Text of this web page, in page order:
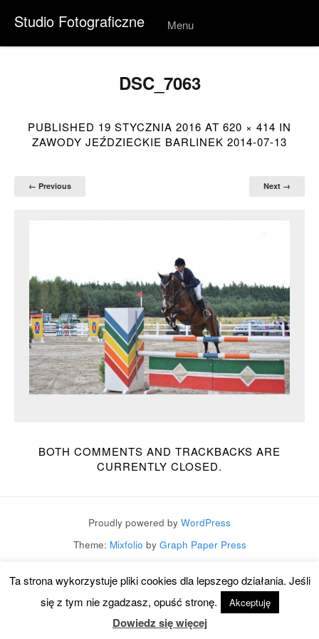
Studio Fotograficzne Menu
Skip to
DSC_7063
PUBLISHED 19 STYCZNIA 2016 AT 620 × 414 IN
ZAWODY JEŹDZIECKIE BARLINEK 2014-07-13
← Previous Next →
BOTH COMMENTS AND TRACKBACKS ARE
CURRENTLY CLOSED.
Proudly powered by WordPress
Theme: Mixfolio by Graph Paper Press
Ta strona wykorzystuje pliki cookies dla lepszego działania. Jeśli
się z tym nie zgadzasz, opuść stronę.
Akceptuję
Dowiedz się więcej